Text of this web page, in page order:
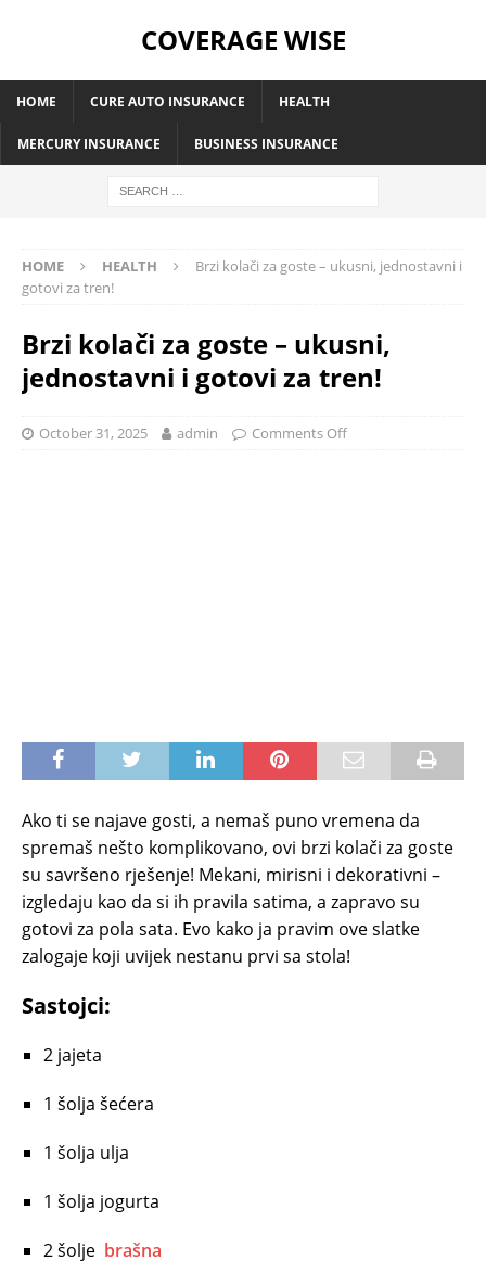
COVERAGE WISE
HOME CURE AUTO INSURANCE HEALTH
MERCURY INSURANCE BUSINESS INSURANCE
HOME HEALTH
Brzi kolači za goste – ukusni, jednostavni i
gotovi za tren!
Brzi kolači za goste – ukusni,
jednostavni i gotovi za tren!
October 31, 2025 admin Comments Off
Ako ti se najave gosti, a nemaš puno vremena da
spremaš nešto komplikovano, ovi brzi kolači za goste
su savršeno rješenje! Mekani, mirisni i dekorativni –
izgledaju kao da si ih pravila satima, a zapravo su
gotovi za pola sata. Evo kako ja pravim ove slatke
zalogaje koji uvijek nestanu prvi sa stola!
Sastojci:
2 jajeta
1 šolja šećera
1 šolja ulja
1 šolja jogurta
2 šolje brašna